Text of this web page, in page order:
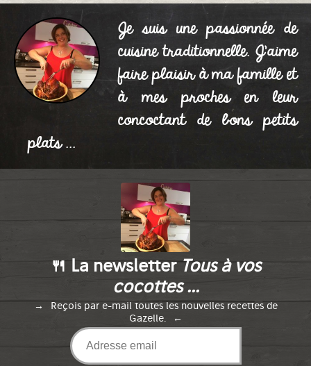
Je suis une passionnée de
cuisine traditionnelle. J'aime
faire plaisir à ma famille et
à mes proches en leur
concoctant de bons petits
plats ...
🍴 La newsletterTous à vos
cocottes ...
Reçois par e-mail toutes les nouvelles recettes de
Gazelle.